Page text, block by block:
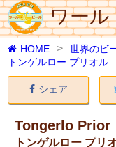
ワール
HOME 世界のビ
トンゲルロー プリオル
シェア
Tongerlo Prior
トンゲルロー プリ